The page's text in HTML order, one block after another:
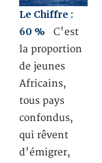
Le Chiffre :
60 % C'est
la proportion
de jeunes
Africains,
tous pays
confondus,
qui rêvent
d'émigrer,